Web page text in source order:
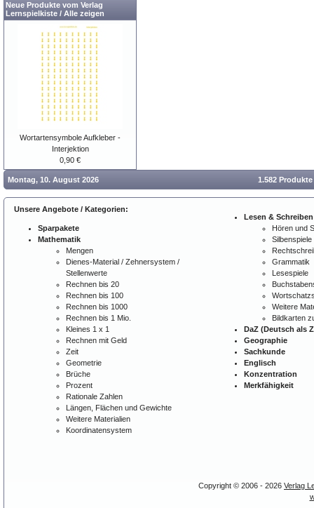
Neue Produkte vom Verlag
Lernspielkiste / Alle zeigen
Wortartensymbole Aufkleber -
Interjektion
0,90 €
Montag, 10. August 2026 1.582
Unsere Angebote / Kategorien:
Sparpakete
Mathematik
Mengen
Dienes-Material / Zehnersystem /
Stellenwerte
Rechnen bis 20
Rechnen bis 100
Rechnen bis 1000
Rechnen bis 1 Mio.
Kleines 1 x 1
Rechnen mit Geld
Zeit
Geometrie
Brüche
Prozent
Rationale Zahlen
Längen, Flächen und Gewichte
Weitere Materialien
Koordinatensystem
Lesen & Schreiben
Hören und
Silbenspiele
Grammatik
Lesespiele
Weitere
Bildkarten
DaZ (Deutsch als
Geographie
Sachkunde
Englisch
Konzentration
Merkfähigkeit
Copyright © 2006 - 2026 Verlag